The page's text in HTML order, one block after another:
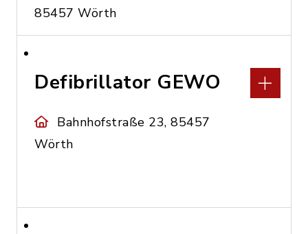
85457 Wörth
Defibrillator GEWO
Bahnhofstraße 23, 85457
Wörth